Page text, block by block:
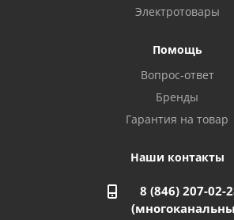
Азнакаево, ул. Булгар, 2. ТЦ
Стерлитамак, ул. Вокзальная, 13
Магнитогорск, ул. Труда, 14
Электротовары
Помощь
Вопрос-ответ
Бренды
Гарантия на товар
Наши контакты
8 (846) 207-02-